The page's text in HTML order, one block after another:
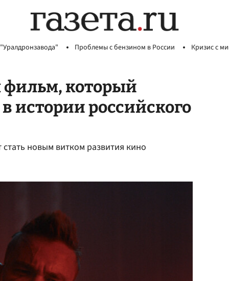
Проблемы с бензином в России Кризис с
фильм, который
истории российского
новым витком развития кино